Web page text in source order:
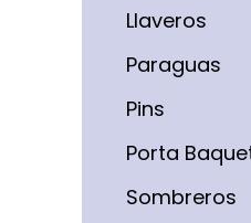
Llaveros
Paraguas
Pins
Porta
Sombreros